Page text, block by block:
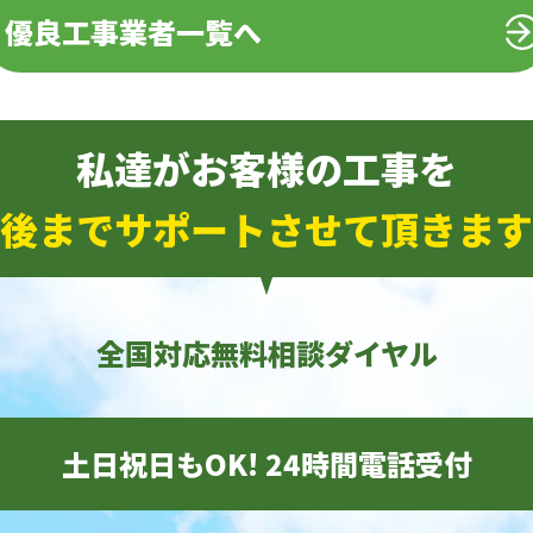
優良工事業者一覧へ
私達がお客様の工事を
までサポートさせて頂きま
全国対応無料相談ダイヤル
土日祝日もOK! 24時間電話受付